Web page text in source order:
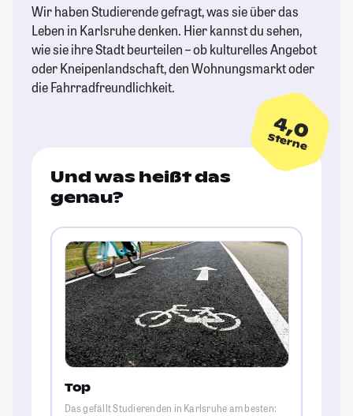
Wir haben Studierende gefragt, was sie über das
Leben in Karlsruhe denken. Hier kannst du sehen,
wie sie ihre Stadt beurteilen – ob kulturelles Angebot
oder Kneipenlandschaft, den Wohnungsmarkt oder
die Fahrradfreundlichkeit.
4,0
Sterne
Und was heißt das
genau?
Top
Das gefällt Studierenden in Karlsruhe am besten: